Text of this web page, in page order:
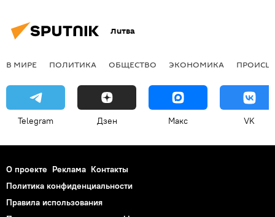
Литва
В МИРЕ ПОЛИТИКА ОБЩЕСТВО ЭКОНОМИКА
Telegram Дзен Макс VK
О проекте Реклама Контакты
Политика конфиденциальности
Правила использования